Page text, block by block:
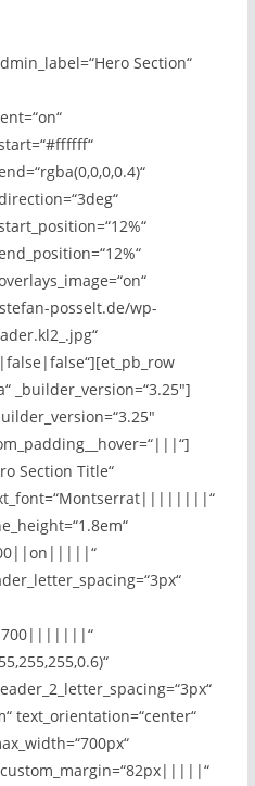
Section“
posselt.de/wp-
_builder_version=“3.25″]
Section Title“
text_orientation=“center“
custom_margin=“82px|||||“